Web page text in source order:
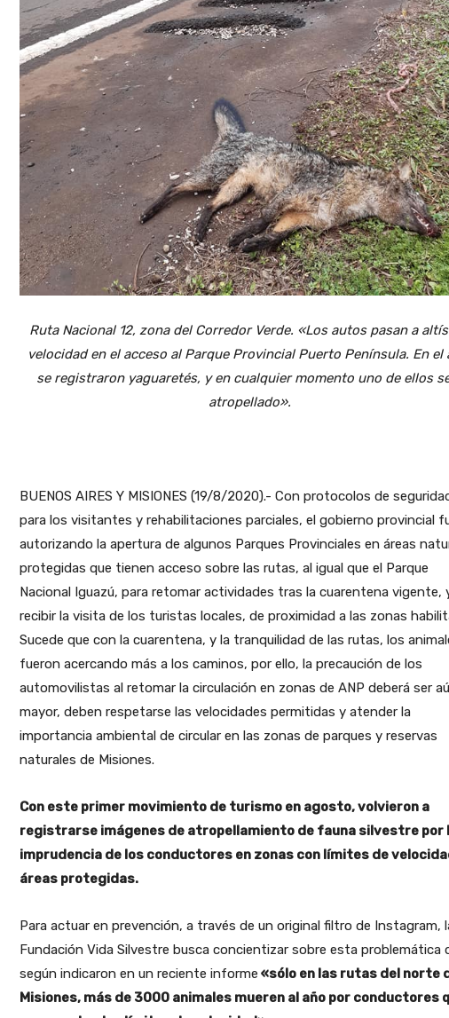
Ruta Nacional 12, zona del Corredor Verde. «Los autos pasan a
velocidad en el acceso al Parque Provincial Puerto Península. En el
se registraron yaguaretés, y en cualquier momento uno de ellos
atropellado».
BUENOS AIRES Y MISIONES (19/8/2020).- Con protocolos de
para los visitantes y rehabilitaciones parciales, el gobierno provincial
autorizando la apertura de algunos Parques Provinciales en áreas
protegidas que tienen acceso sobre las rutas, al igual que el Parque
Nacional Iguazú, para retomar actividades tras la cuarentena vigente,
recibir la visita de los turistas locales, de proximidad a las zonas
Sucede que con la cuarentena, y la tranquilidad de las rutas, los
fueron acercando más a los caminos, por ello, la precaución de los
automovilistas al retomar la circulación en zonas de ANP deberá ser
mayor, deben respetarse las velocidades permitidas y atender la
importancia ambiental de circular en las zonas de parques y reservas
naturales de Misiones.
Con este primer movimiento de turismo en agosto, volvieron a
registrarse imágenes de atropellamiento de fauna silvestre por
imprudencia de los conductores en zonas con límites de
áreas protegidas.
Para actuar en prevención, a través de un original filtro de Instagram,
Fundación Vida Silvestre busca concientizar sobre esta problemática
según indicaron en un reciente informe «sólo en las rutas del norte
Misiones, más de 3000 animales mueren al año por conductores